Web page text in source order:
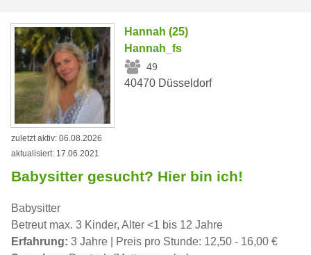
Hannah (25)
Hannah_fs
49
40470 Düsseldorf
zuletzt aktiv: 06.08.2026
aktualisiert: 17.06.2021
Babysitter gesucht? Hier bin ich!
Babysitter
Betreut max. 3 Kinder, Alter <1 bis 12 Jahre
Erfahrung: 3 Jahre | Preis pro Stunde: 12,50 - 16,00 €